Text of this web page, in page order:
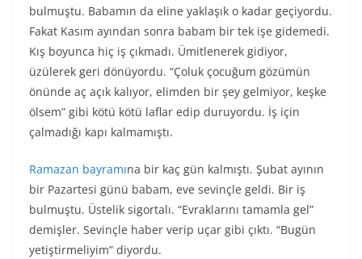
bulmuştu. Babamın da eline yaklaşık o kadar geçiyordu.
Fakat Kasım ayından sonra babam bir tek işe gidemedi.
Kış boyunca hiç iş çıkmadı. Ümitlenerek gidiyor,
üzülerek geri dönüyordu. “Çoluk çocuğum gözümün
önünde aç açık kalıyor, elimden bir şey gelmiyor, keşke
ölsem” gibi kötü kötü laflar edip duruyordu. İş için
çalmadığı kapı kalmamıştı.
Ramazan bayramına bir kaç gün kalmıştı. Şubat ayının
bir Pazartesi günü babam, eve sevinçle geldi. Bir iş
bulmuştu. Üstelik sigortalı. “Evraklarını tamamla gel”
demişler. Sevinçle haber verip uçar gibi çıktı. “Bugün
yetiştirmeliyim” diyordu.